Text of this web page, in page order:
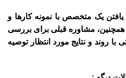
یک متخصص با نمونه کارها و
مشاوره قبلی برای بررسی
روند و نتایج مورد انتظار توصیه